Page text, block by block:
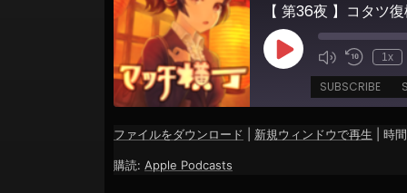
【 第36夜 】コタツ
Play
Episode
1x
SUBSCRIBE
Apple Podcasts
SHARE
ファイルをダウンロード 新規ウィンドウで再生 時
購読: Apple Podcasts